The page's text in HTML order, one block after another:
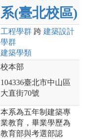
系(臺北校區)
工程學群 跨 建築設計
學群
建築學類
校本部
104336臺北市中山區
大直街70號
本系為五年制建築專
業教育，畢業學歷為
教育部與考選部認